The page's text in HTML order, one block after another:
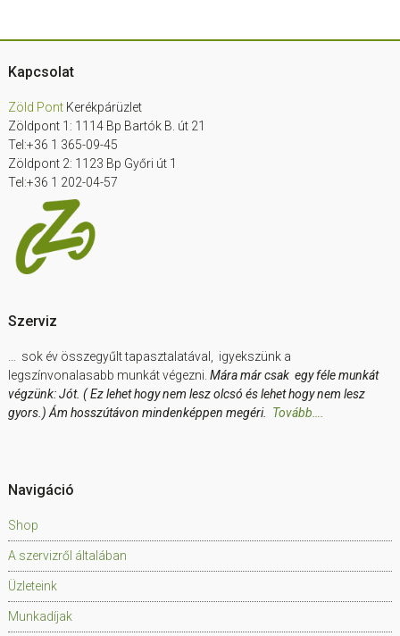
Footer
Kapcsolat
Zöld PontKerékpárüzlet
Zöldpont 1: 1114 Bp Bartók B. út 21
Tel:+36 1 365-09-45
Zöldpont 2: 1123 Bp Győri út 1
Tel:+36 1 202-04-57
Szerviz
… sok év összegyűlt tapasztalatával, igyekszünk a
legszínvonalasabb munkát végezni. Mára már csak egy féle munkát
végzünk: Jót. ( Ez lehet hogy nem lesz olcsó és lehet hogy nem lesz
gyors.) Ám hosszútávon mindenképpen megéri. Tovább….
Navigáció
Shop
A szervizről általában
Üzleteink
Munkadíjak